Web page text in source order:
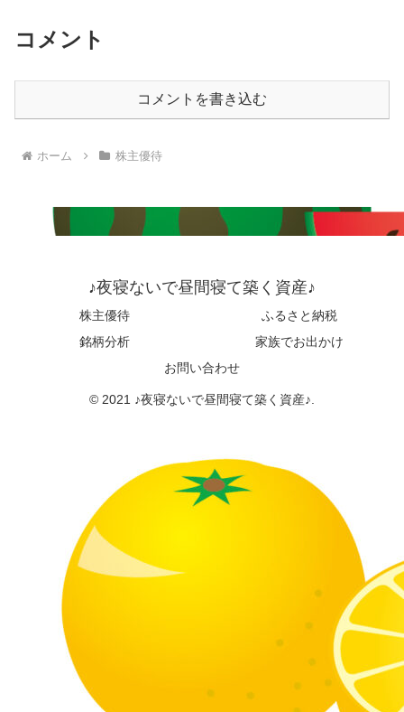
コメント
コメントを書き込む
ホーム 株主優待
♪夜寝ないで昼間寝て築く資産♪
株主優待
ふるさと納税
銘柄分析
家族でお出かけ
お問い合わせ
© 2021 ♪夜寝ないで昼間寝て築く資産♪.